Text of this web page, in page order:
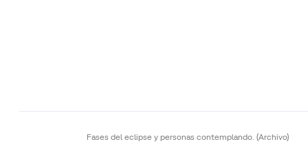
Fases del eclipse y personas contemplando. (Archivo)